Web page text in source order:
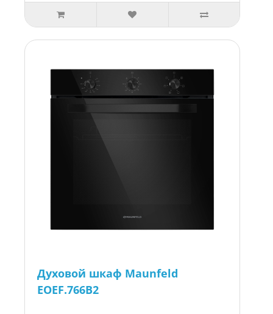
Духовой шкаф Maunfeld
EOEF.766B2